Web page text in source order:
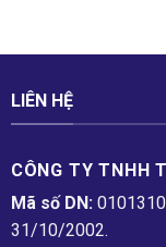
LIÊN HỆ
CÔNG TY TNHH
Mã số DN:
31/10/2002.